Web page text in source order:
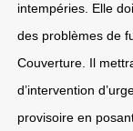
intempéries. Elle
des problèmes de
Couverture. Il
d’intervention
provisoire en